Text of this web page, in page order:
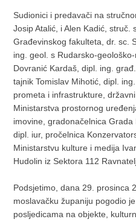
Sudionici i predavači na
Josip Atalić, i Alen Kadić, struč.
Građevinskog fakulteta, dr. sc.
ing. geol. s Rudarsko-
Dovranić Kardaš, dipl. ing.
tajnik Tomislav Mihotić, dipl.
prometa i infrastrukture,
Ministarstva prostornog
imovine, gradonačelnica Grada
dipl. iur, pročelnica
Ministarstvu kulture i medija
Hudolin iz Sektora 112
Podsjetimo, dana 29. prosinca
moslavačku županiju pogodio
posljedicama na objekte,